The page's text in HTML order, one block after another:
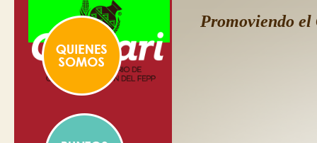
Promoviendo